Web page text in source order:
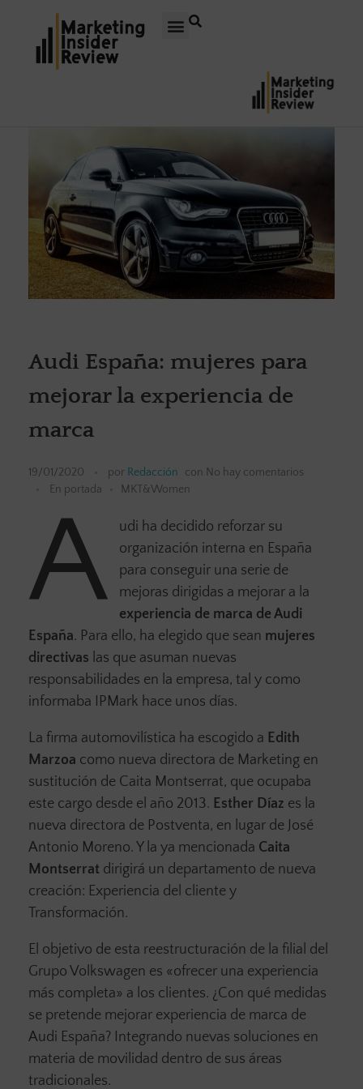
Audi España: mujeres para
mejorar la experiencia de
marca
19/01/2020 por Redacción con No hay comentarios
En portada
MKT&Women
A
udi ha decidido reforzar su
organización interna en España
para conseguir una serie de
mejoras dirigidas a mejorar a la
experiencia de marca de Audi
España. Para ello, ha elegido que sean mujeres
directivas las que asuman nuevas
responsabilidades en la empresa, tal y como
informaba IPMark hace unos días.
La firma automovilística ha escogido a Edith
Marzoa como nueva directora de Marketing en
sustitución de Caita Montserrat, que ocupaba
este cargo desde el año 2013. Esther Díaz es la
nueva directora de Postventa, en lugar de José
Antonio Moreno. Y la ya mencionada Caita
Montserrat dirigirá un departamento de nueva
creación: Experiencia del cliente y
Transformación.
El objetivo de esta reestructuración de la filial del
Grupo Volkswagen es «ofrecer una experiencia
más completa» a los clientes. ¿Con qué medidas
se pretende mejorar experiencia de marca de
Audi España? Integrando nuevas soluciones en
materia de movilidad dentro de sus áreas
tradicionales.